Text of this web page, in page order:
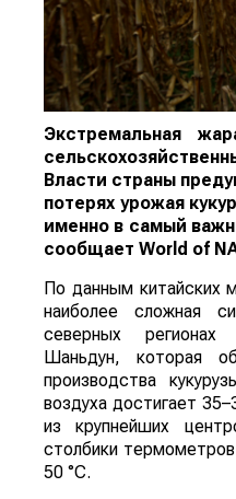
Экстремальная
Власти страны
потерях урожая
именно в самый
сообщает World of
По данным китайских
наиболее сложная
северных
Шаньдун, которая
производства
воздуха достигает
из крупнейших
столбики
50 °C.